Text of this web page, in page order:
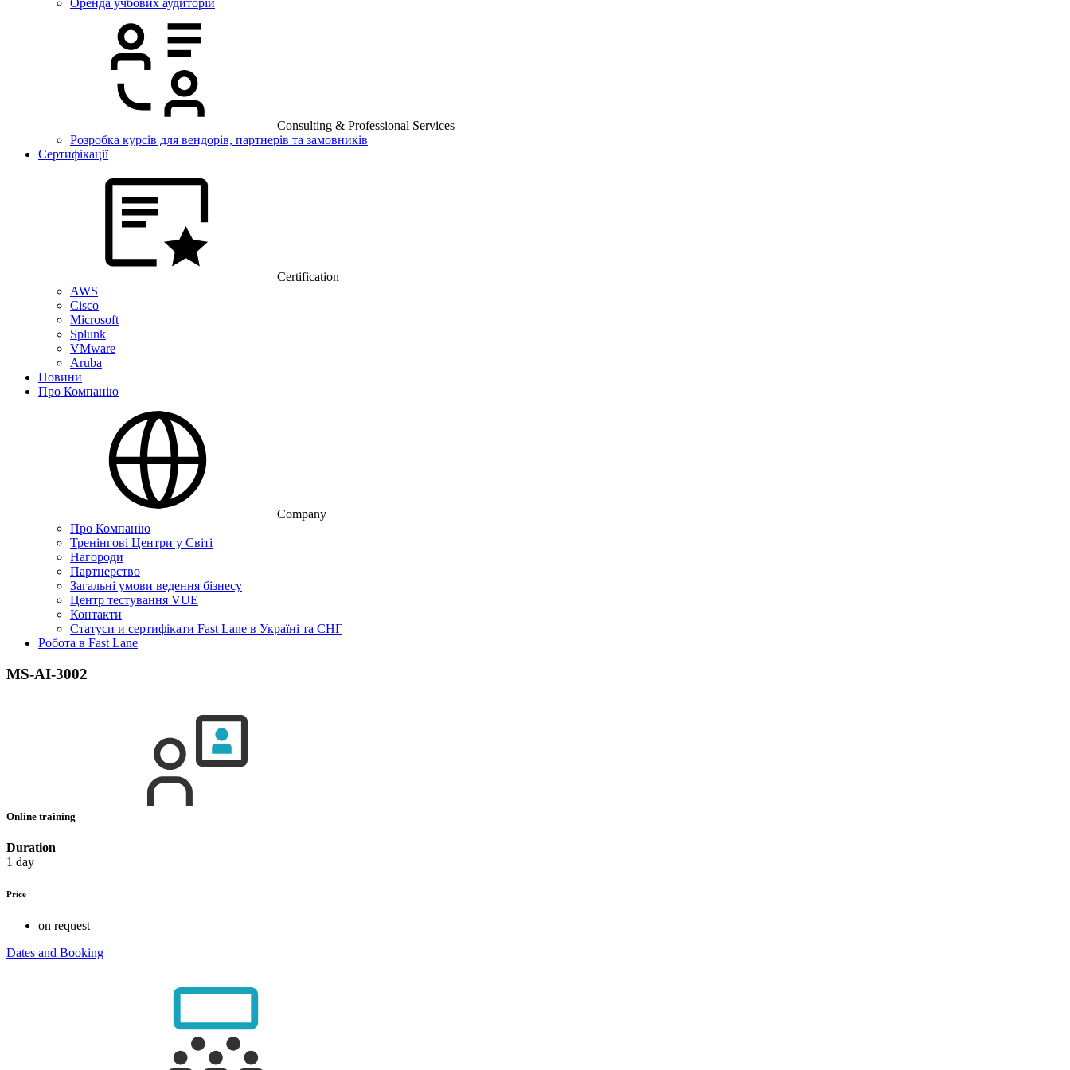
Оренда учбових аудиторій
Consulting & Professional Services
Розробка курсів для вендорів, партнерів та замовників
Сертифікації
Certification
AWS
Cisco
Microsoft
Splunk
VMware
Aruba
Новини
Про Компанію
Company
Про Компанію
Тренінгові Центри у Світі
Нагороди
Партнерство
Загальні умови ведення бізнесу
Центр тестування VUE
Контакти
Статуси и сертифікати Fast Lane в Україні та СНГ
Робота в Fast Lane
MS-AI-3002
Online training
Duration
1 day
Price
on request
Dates and Booking